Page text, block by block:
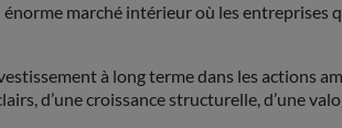
marché intérieur où les
à long terme dans les actions
d’une croissance structurelle, d’une